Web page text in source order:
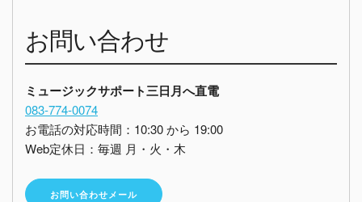
お問い合わせ
ミュージックサポート三日月へ直電
083-774-0074
お電話の対応時間：10:30 から 19:00
Web定休日：毎週 月・火・木
お問い合わせメール